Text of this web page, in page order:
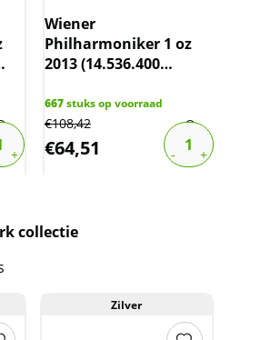
zijn de munten veelal de
niet uit geweest. De
krassen, aanslag en/of
de margeregel
in dat wij btw afdragen
De prijs op de
Wiener
Philharmoniker 1 oz
2013 (14.536.400
boven spot)
667stuks op voorraad
€108,42
€64,51
collectie
Zilver